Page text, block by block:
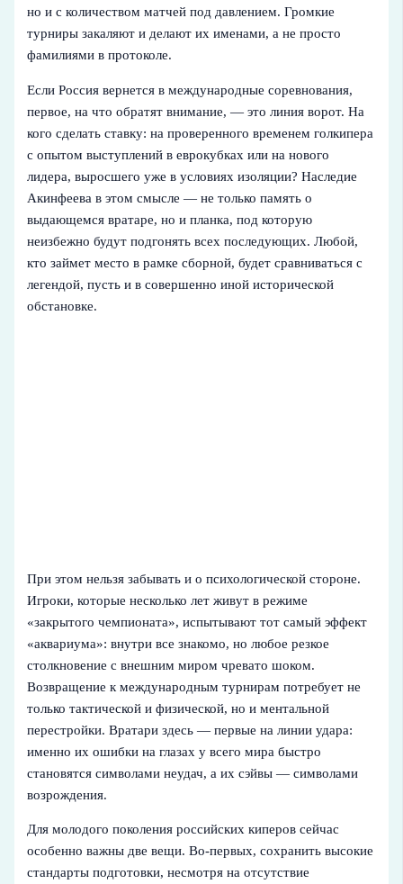
но и с количеством матчей под давлением. Громкие
турниры закаляют и делают их именами, а не просто
фамилиями в протоколе.
Если Россия вернется в международные соревнования,
первое, на что обратят внимание, — это линия ворот. На
кого сделать ставку: на проверенного временем голкипера
с опытом выступлений в еврокубках или на нового
лидера, выросшего уже в условиях изоляции? Наследие
Акинфеева в этом смысле — не только память о
выдающемся вратаре, но и планка, под которую
неизбежно будут подгонять всех последующих. Любой,
кто займет место в рамке сборной, будет сравниваться с
легендой, пусть и в совершенно иной исторической
обстановке.
При этом нельзя забывать и о психологической стороне.
Игроки, которые несколько лет живут в режиме
«закрытого чемпионата», испытывают тот самый эффект
«аквариума»: внутри все знакомо, но любое резкое
столкновение с внешним миром чревато шоком.
Возвращение к международным турнирам потребует не
только тактической и физической, но и ментальной
перестройки. Вратари здесь — первые на линии удара:
именно их ошибки на глазах у всего мира быстро
становятся символами неудач, а их сэйвы — символами
возрождения.
Для молодого поколения российских киперов сейчас
особенно важны две вещи. Во‑первых, сохранить высокие
стандарты подготовки, несмотря на отсутствие